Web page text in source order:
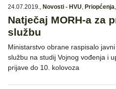
24.07.2019., Novosti - HVU, Priopćenja,
Natječaj MORH-a za
službu
Ministarstvo obrane raspisalo
službu na studij Vojnog vođenja i
prijave do 10. kolovoza